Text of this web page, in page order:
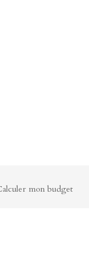
mon budget